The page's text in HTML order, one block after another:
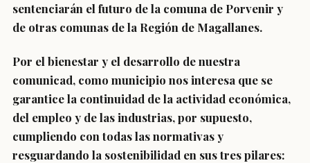
sentenciarán el futuro de la comuna de Porvenir y
de otras comunas de la Región de Magallanes.
Por el bienestar y el desarrollo de nuestra
comunicad, como municipio nos interesa que se
garantice la continuidad de la actividad económica,
del empleo y de las industrias, por supuesto,
cumpliendo con todas las normativas y
resguardando la sostenibilidad en sus tres pilares: